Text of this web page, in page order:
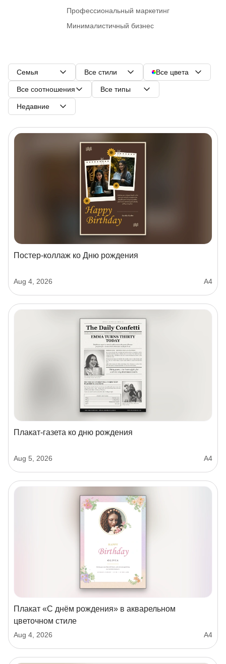
Профессиональный маркетинг
Минималистичный бизнес
Семья Все стили Все цвета
Все соотношения Все типы
Недавние
Постер-коллаж ко Дню рождения
Aug 4, 2026 А4
Плакат‑газета ко дню рождения
Aug 5, 2026 А4
Плакат «С днём рождения» в акварельном
цветочном стиле
Aug 4, 2026 А4